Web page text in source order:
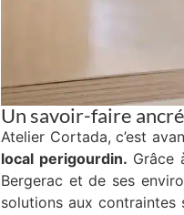
Un savoir-faire
Atelier Cortada, c’est
local perigourdin. Grâce
Bergerac et de ses
solutions aux contraintes